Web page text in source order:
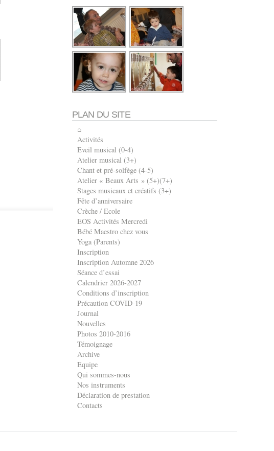
PLAN DU SITE
⌂
Activités
Eveil musical (0-4)
Atelier musical (3+)
Chant et pré-solfège (4-5)
Atelier « Beaux Arts » (5+)(7+)
Stages musicaux et créatifs (3+)
Fête d’anniversaire
Crèche / Ecole
EOS Activités Mercredi
Bébé Maestro chez vous
Yoga (Parents)
Inscription
Inscription Automne 2026
Séance d’essai
Calendrier 2026-2027
Conditions d’inscription
Précaution COVID-19
Journal
Nouvelles
Photos 2010-2016
Témoignage
Archive
Equipe
Qui sommes-nous
Nos instruments
Déclaration de prestation
Contacts